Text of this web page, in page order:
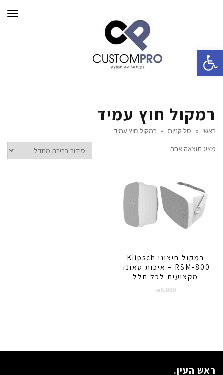
רמקול חוץ עמיד
ראשי » סל קניות » רמקול חוץ עמיד
מציג תוצאה אחת
רמקול חיצוני Klipsch
RSM-800 – איכות סאונד
מקצועית לכל חלל
₪ 5,990
ראש העין.
פתח סרגל נגישות